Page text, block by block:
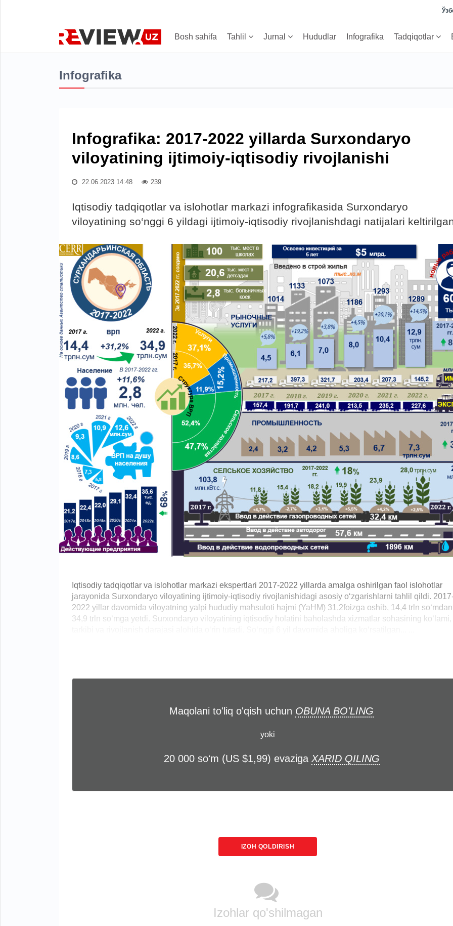
Bosh sahifa Tahlil Jurnal Hududlar Infografika Tadqiqotlar
Infografika
Infografika: 2017-2022 yillarda Surxondaryo
viloyatining ijtimoiy-iqtisodiy rivojlanishi
22.06.2023 14:48 239
Iqtisodiy tadqiqotlar va islohotlar markazi infografikasida Surxondaryo
viloyatining so‘nggi 6 yildagi ijtimoiy-iqtisodiy rivojlanishdagi natijalari
Iqtisodiy tadqiqotlar va islohotlar markazi ekspertlari 2017-2022 yillarda amalga oshirilgan faol islohotlar
jarayonida Surxondaryo viloyatining ijtimoiy-iqtisodiy rivojlanishidagi asosiy o‘zgarishlarni tahlil qildi.
2022 yillar davomida viloyatning yalpi hududiy mahsuloti hajmi (YaHM) 31,2foizga oshib, 14,4 trln so‘mdan
34,9 trln so‘mga yetdi. Surxondaryo viloyatining iqtisodiy holatini baholashda xizmatlar sohasining ko‘lami,
Maqolani to'liq o'qish uchun OBUNA BO'LING
yoki
20 000 soʻm (US $1,99) evaziga XARID QILING
IZOH QOLDIRISH
Izohlar qo'shilmagan